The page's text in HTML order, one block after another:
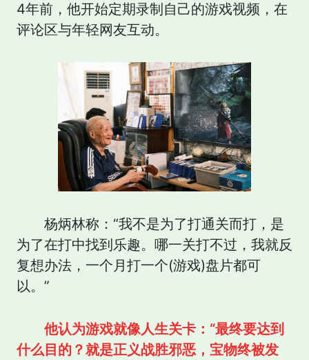
4年前，他开始定期录制自己的游戏视频，在
评论区与年轻网友互动。
杨炳林称：“我不是为了打通关而打，是
为了在打中找到乐趣。哪一关打不过，我就反
复想办法，一个月打一个(游戏)盘片都可
以。”
他认为游戏就像人生关卡：“最终要达到
什么目的？就是正义战胜邪恶，宝物终被发